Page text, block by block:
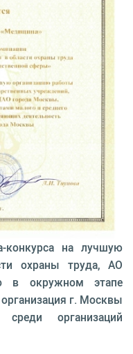
конкурса на лучшую
охраны труда, АО
в окружном этапе
г. Москвы
организаций